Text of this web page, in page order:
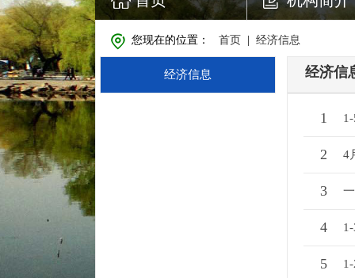
您现在的位置： 首页 经济信息
经济信息 经济信
1
2 4
3
4
5